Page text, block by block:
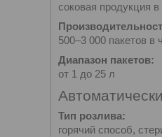
соковая продукция
500–3 000 пакетов в
Диапазон пакетов:
от 1 до 25 л
Тип розлива:
горячий способ,